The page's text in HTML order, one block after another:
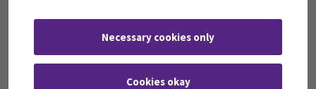
Necessary cookies only
Cookies okay
monenlaisia asioita sinne sisälle.